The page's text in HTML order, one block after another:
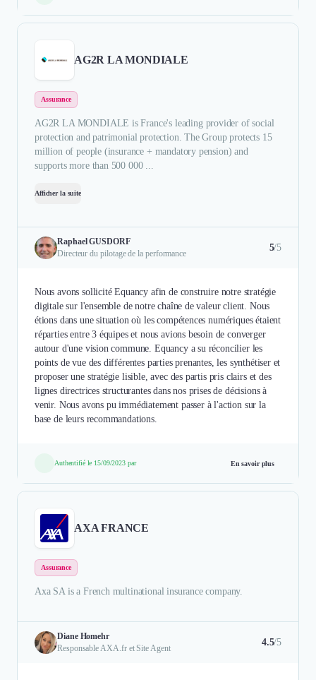
AG2R LA MONDIALE
Assurance
AG2R LA MONDIALE is France's leading provider of social
protection and patrimonial protection. The Group protects 15
million of people (insurance + mandatory pension) and
supports more than 500 000 ...
Afficher la suite
Raphael GUSDORF
Directeur du pilotage de la performance
5/5
Nous avons sollicité Equancy afin de construire notre stratégie
digitale sur l'ensemble de notre chaîne de valeur client. Nous
étions dans une situation où les compétences numériques étaient
réparties entre 3 équipes et nous avions besoin de converger
autour d'une vision commune. Equancy a su réconcilier les
points de vue des différentes parties prenantes, les synthétiser et
proposer une stratégie lisible, avec des partis pris clairs et des
lignes directrices structurantes dans nos prises de décisions à
venir. Nous avons pu immédiatement passer à l'action sur la
base de leurs recommandations.
Authentifié le 15/09/2023 par En savoir plus
AXA FRANCE
Assurance
Axa SA is a French multinational insurance company.
Diane Homehr
Responsable AXA.fr et Site Agent
4.5/5